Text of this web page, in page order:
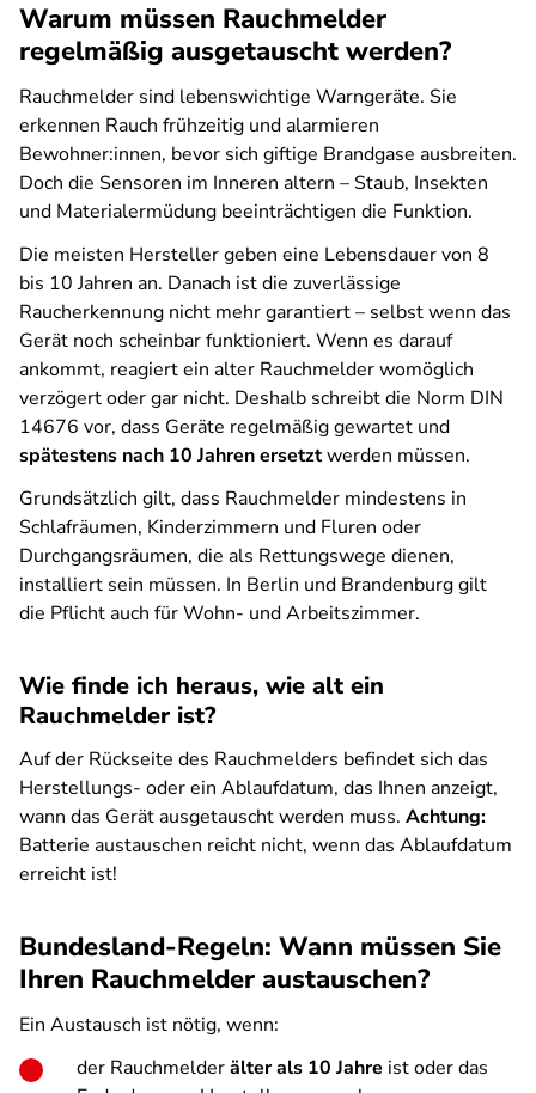
Warum müssen Rauchmelder
regelmäßig ausgetauscht werden?
Rauchmelder sind lebenswichtige Warngeräte. Sie
erkennen Rauch frühzeitig und alarmieren
Bewohner:innen, bevor sich giftige Brandgase ausbreiten.
Doch die Sensoren im Inneren altern – Staub, Insekten
und Materialermüdung beeinträchtigen die Funktion.
Die meisten Hersteller geben eine Lebensdauer von 8
bis 10 Jahren an. Danach ist die zuverlässige
Raucherkennung nicht mehr garantiert – selbst wenn das
Gerät noch scheinbar funktioniert. Wenn es darauf
ankommt, reagiert ein alter Rauchmelder womöglich
verzögert oder gar nicht. Deshalb schreibt die Norm DIN
14676 vor, dass Geräte regelmäßig gewartet und
spätestens nach 10 Jahren ersetztwerden müssen.
Grundsätzlich gilt, dass Rauchmelder mindestens in
Schlafräumen, Kinderzimmern und Fluren oder
Durchgangsräumen, die als Rettungswege dienen,
installiert sein müssen. In Berlin und Brandenburg gilt
die Pflicht auch für Wohn- und Arbeitszimmer.
Wie finde ich heraus, wie alt ein
Rauchmelder ist?
Auf der Rückseite des Rauchmelders befindet sich das
Herstellungs- oder ein Ablaufdatum, das Ihnen anzeigt,
wann das Gerät ausgetauscht werden muss. Achtung:
Batterie austauschen reicht nicht, wenn das Ablaufdatum
erreicht ist!
Bundesland-Regeln: Wann müssen Sie
Ihren Rauchmelder austauschen?
Ein Austausch ist nötig, wenn:
der Rauchmelderälter als 10 Jahre ist oder das